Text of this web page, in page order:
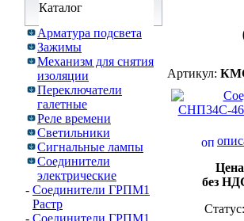
Каталог
Арматура подсвета
Зажимы
Механизм для снятия
изоляции
Переключатели
галетные
Реле времени
Светильники
Сигнальные лампы
Соединители
электрические
- Соединители ГРПМ1
Растр
- Соединители ГРПМ1
Артикул:
без